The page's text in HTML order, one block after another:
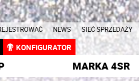
NEWS SIEĆ SPRZEDAŻY
KONFIGURATOR
MARKA 4SR